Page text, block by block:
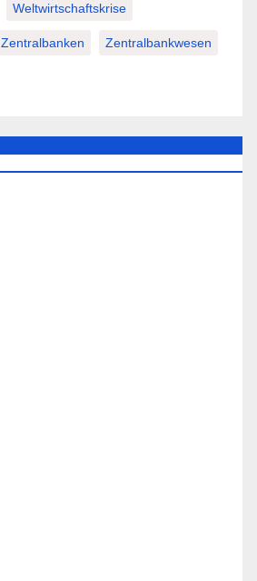
Weltwirtschaftskrise
Zentralbanken Zentralbankwesen